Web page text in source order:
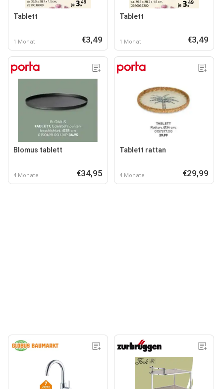
Tablett
1 Monat €3,49
Tablett
1 Monat €3,49
Blomus tablett
4 Monate €34,95
Tablett rattan
4 Monate €29,99